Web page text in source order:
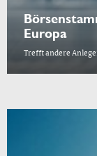
Europa
Trefft andere